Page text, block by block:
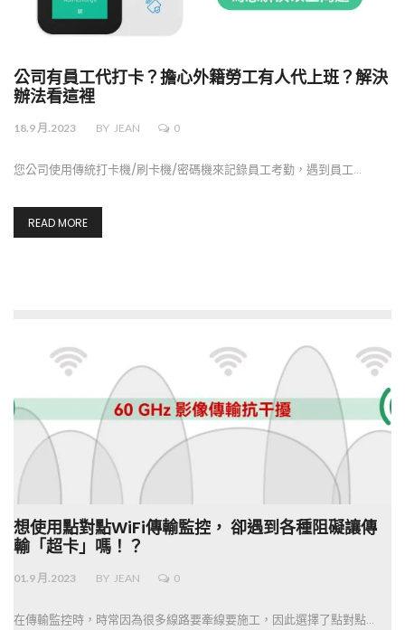
公司有員工代打卡？擔心外籍勞工有人代上班？解決
辦法看這裡
18.9 月.2023 BY JEAN 0
您公司使用傳統打卡機/刷卡機/密碼機來記錄員工考勤，遇到員工…
READ MORE
想使用點對點WiFi傳輸監控， 卻遇到各種阻礙讓傳
輸「超卡」嗎！？
01.9 月.2023 BY JEAN 0
在傳輸監控時，時常因為很多線路要牽線要施工，因此選擇了點對點…